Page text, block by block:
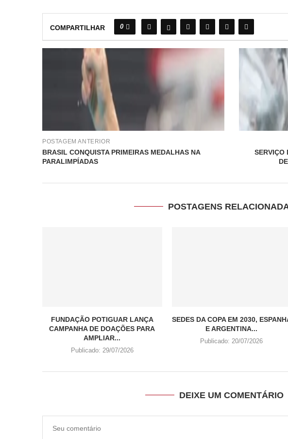
COMPARTILHAR 0
POSTAGEM ANTERIOR
BRASIL CONQUISTA PRIMEIRAS MEDALHAS NA
PARALIMPÍADAS
SERVIÇO
POSTAGENS
FUNDAÇÃO POTIGUAR LANÇA
CAMPANHA DE DOAÇÕES PARA
AMPLIAR...
Publicado: 29/07/2026
SEDES DA COPA EM 2030,
E ARGENTINA...
Publicado: 20/07/2026
DEIXE UM COMENTÁRIO